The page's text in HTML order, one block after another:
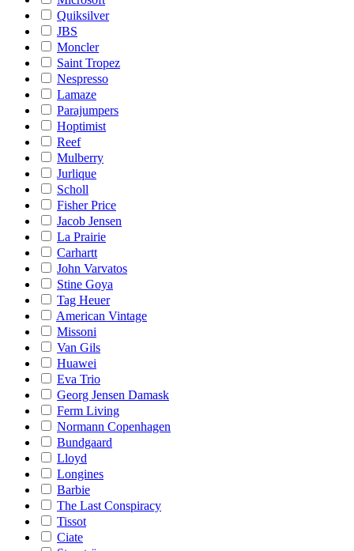
Quiksilver
JBS
Moncler
Saint Tropez
Nespresso
Lamaze
Parajumpers
Hoptimist
Reef
Mulberry
Jurlique
Scholl
Fisher Price
Jacob Jensen
La Prairie
Carhartt
John Varvatos
Stine Goya
Tag Heuer
American Vintage
Missoni
Van Gils
Huawei
Eva Trio
Georg Jensen Damask
Ferm Living
Normann Copenhagen
Bundgaard
Lloyd
Longines
Barbie
The Last Conspiracy
Tissot
Ciate